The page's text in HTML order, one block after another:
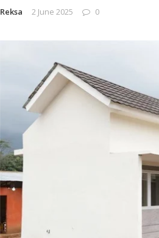
Reksa 2 June 2025 0